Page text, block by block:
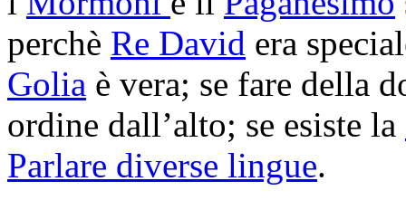
perchè Re David era
Golia è vera; se fare della
ordine dall’alto; se esiste la
Parlare diverse lingue.